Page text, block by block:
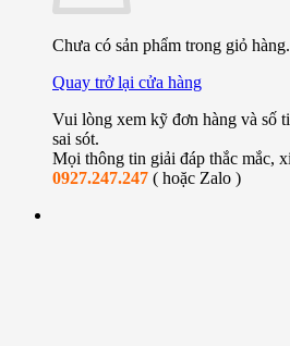
Chưa có sản phẩm trong giỏ hàng.
Quay trở lại cửa hàng
Vui lòng xem kỹ đơn hàng và số
sai sót.
Mọi thông tin giải đáp thắc mắc,
0927.247.247 ( hoặc Zalo )